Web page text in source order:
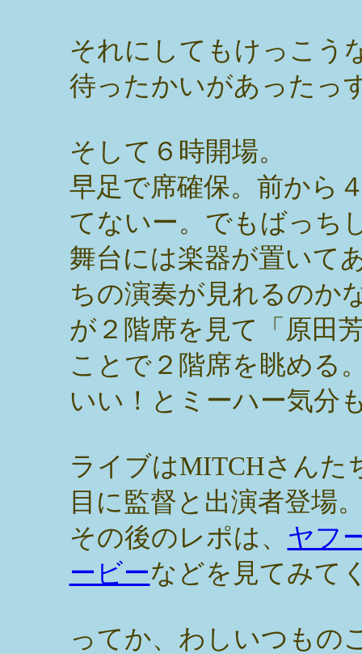
それにしてもけっこう
待ったかいがあったっ
そして６時開場。
早足で席確保。前から
てないー。でもばっち
舞台には楽器が置いて
ちの演奏が見れるのか
が２階席を見て「原田
ことで２階席を眺める
いい！とミーハー気分
ライブはMITCHさんた
目に監督と出演者登場
その後のレポは、 ヤフ
ービーなどを見てみて
ってか、わしいつもの